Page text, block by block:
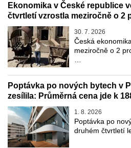
Ekonomika v České republice
čtvrtletí vzrostla meziročně o 2
30. 7. 2026
Česká
meziročně o 2
Poptávka po nových bytech v
zesílila: Průměrná cena jde k
1. 8. 2026
Poptávka po
druhém čtvrtletí